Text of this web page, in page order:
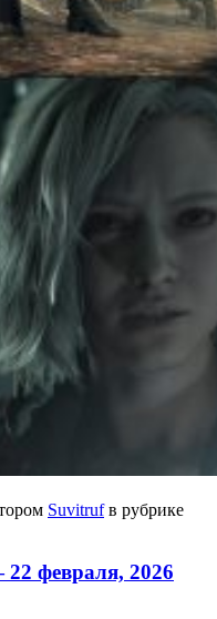
Suvitrufв рубрике
февраля, 2026